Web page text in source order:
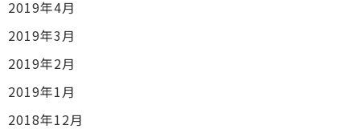
2019年4月
2019年3月
2019年2月
2019年1月
2018年12月